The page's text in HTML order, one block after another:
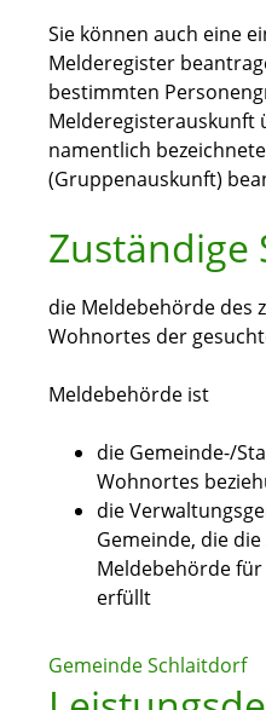
Sie können auch eine
Melderegister
bestimmten
Melderegisterauskunft
namentlich
(Gruppenauskunft)
Zuständige
die Meldebehörde des
Wohnortes der
Meldebehörde ist
die Gemeinde-/
Wohnortes
die
Gemeinde, die
Meldebehörde
erfüllt
Gemeinde Schlaitdorf